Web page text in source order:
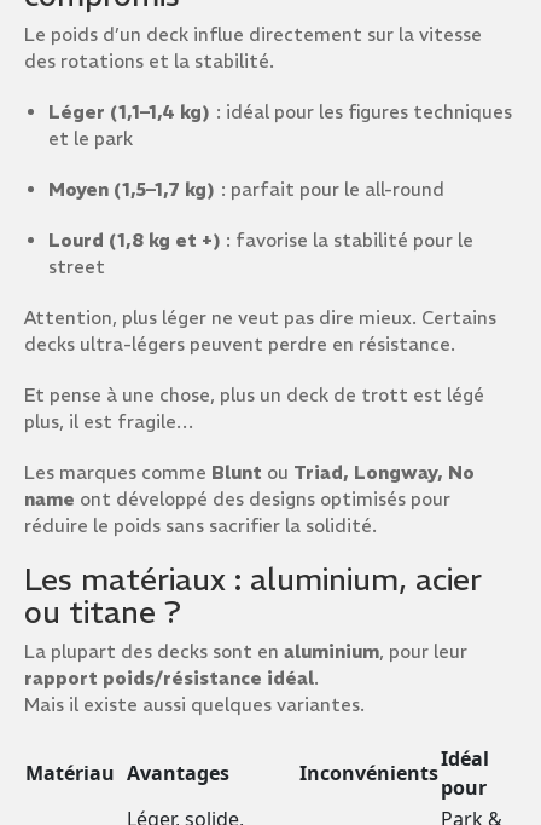
Le poids d’un deck influe directement sur la vitesse
des rotations et la stabilité.
Léger (1,1–1,4 kg) : idéal pour les figures techniques
et le park
Moyen (1,5–1,7 kg) : parfait pour le all-round
Lourd (1,8 kg et +) : favorise la stabilité pour le
street
Attention, plus léger ne veut pas dire mieux. Certains
decks ultra-légers peuvent perdre en résistance.
Et pense à une chose, plus un deck de trott est légé
plus, il est fragile…
Les marques comme Blunt ou Triad, Longway, No
name ont développé des designs optimisés pour
réduire le poids sans sacrifier la solidité.
Les matériaux : aluminium, acier
ou titane ?
La plupart des decks sont en aluminium, pour leur
rapport poids/résistance idéal.
Mais il existe aussi quelques variantes.
Matériau Avantages Inconvénients
Idéal
pour
Léger, solide,
Park &